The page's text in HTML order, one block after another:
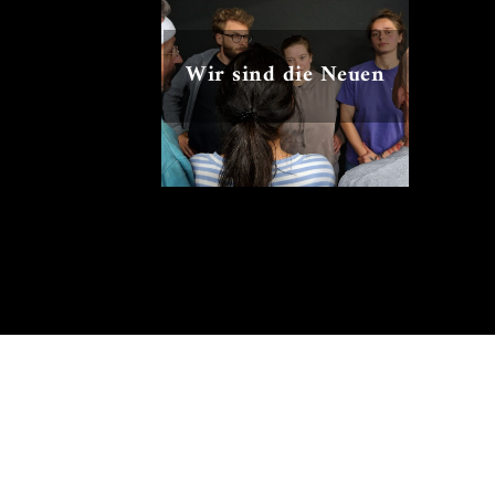
Wir sind die Neuen